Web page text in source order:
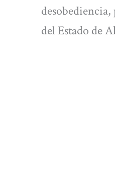
del Estado de